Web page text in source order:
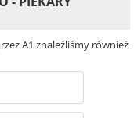
A1 znaleźliśmy również